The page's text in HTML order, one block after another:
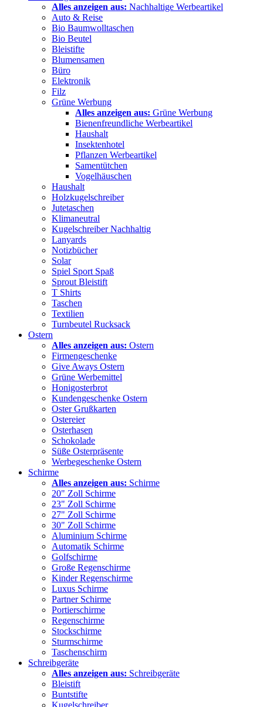
Alles anzeigen aus: Nachhaltige Werbeartikel
Auto & Reise
Bio Baumwolltaschen
Bio Beutel
Bleistifte
Blumensamen
Büro
Elektronik
Filz
Grüne Werbung
Alles anzeigen aus: Grüne Werbung
Bienenfreundliche Werbeartikel
Haushalt
Insektenhotel
Pflanzen Werbeartikel
Samentütchen
Vogelhäuschen
Haushalt
Holzkugelschreiber
Jutetaschen
Klimaneutral
Kugelschreiber Nachhaltig
Lanyards
Notizbücher
Solar
Spiel Sport Spaß
Sprout Bleistift
T Shirts
Taschen
Textilien
Turnbeutel Rucksack
Ostern
Alles anzeigen aus: Ostern
Firmengeschenke
Give Aways Ostern
Grüne Werbemittel
Honigosterbrot
Kundengeschenke Ostern
Oster Grußkarten
Ostereier
Osterhasen
Schokolade
Süße Osterpräsente
Werbegeschenke Ostern
Schirme
Alles anzeigen aus: Schirme
20" Zoll Schirme
23" Zoll Schirme
27" Zoll Schirme
30" Zoll Schirme
Aluminium Schirme
Automatik Schirme
Golfschirme
Große Regenschirme
Kinder Regenschirme
Luxus Schirme
Partner Schirme
Portierschirme
Regenschirme
Stockschirme
Sturmschirme
Taschenschirm
Schreibgeräte
Alles anzeigen aus: Schreibgeräte
Bleistift
Buntstifte